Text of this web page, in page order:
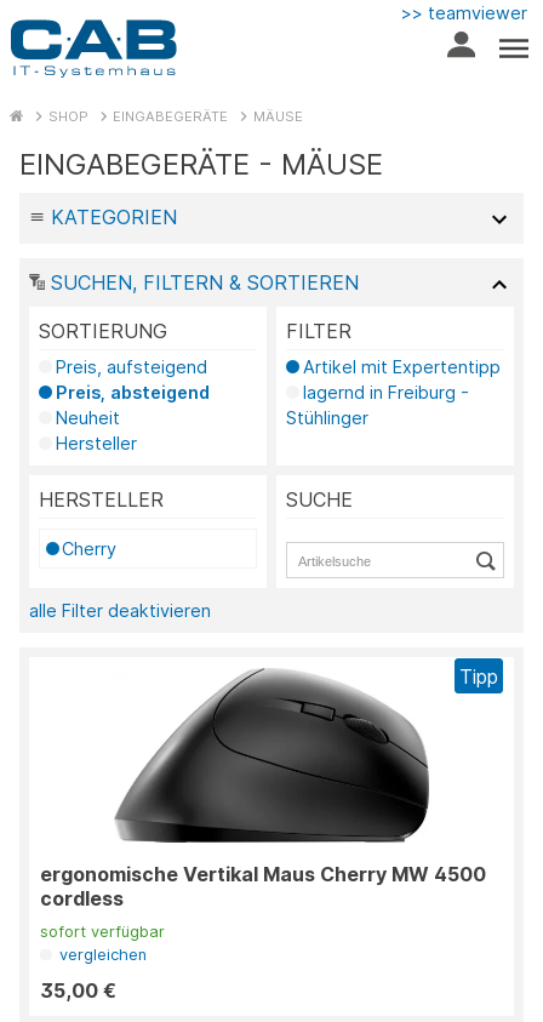
>> teamviewer
SHOP EINGABEGERÄTE MÄUSE
EINGABEGERÄTE - MÄUSE
KATEGORIEN
SUCHEN, FILTERN & SORTIEREN
SORTIERUNG
Preis, aufsteigend
Preis, absteigend
Neuheit
Hersteller
FILTER
Artikel mit Expertentipp
lagernd in Freiburg -
Stühlinger
HERSTELLER
Cherry
SUCHE
alle Filter deaktivieren
Tipp
ergonomische Vertikal Maus Cherry MW 4500
cordless
sofort verfügbar
vergleichen
35,00 €